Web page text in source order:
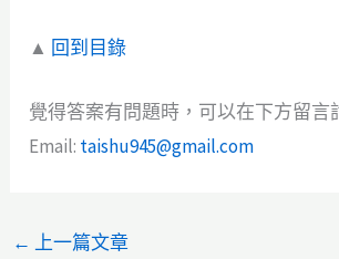
▲ 回到目錄
覺得答案有問題時，可以在下方留言
Email: taishu945@gmail.com
← 上一篇文章